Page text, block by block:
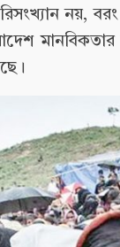
নয়,
মানবিকতার